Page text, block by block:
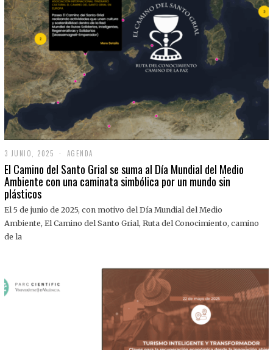
3 JUNIO, 2025
J
U
N
,
0
AGENDA
El Camino del Santo Grial se suma al Día Mundial del Medio
Ambiente con una caminata simbólica por un mundo sin
plásticos
El 5 de junio de 2025, con motivo del Día Mundial del Medio
Ambiente, El Camino del Santo Grial, Ruta del Conocimiento, camino
de la